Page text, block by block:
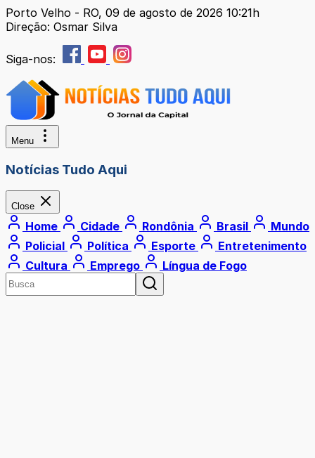
Porto Velho - RO, 09 de agosto de 2026 10:21h
Direção: Osmar Silva
Siga-nos:
Menu
Notícias Tudo Aqui
Close
Home Cidade Rondônia Brasil
Mundo
Policial
Política Esporte
Entretenimento
Cultura
Emprego Língua de Fogo